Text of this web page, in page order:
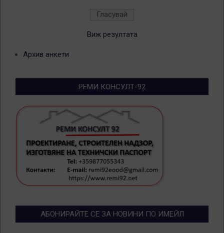
Виж резултата
Архив анкети
РЕМИ КОНСУЛТ-92
АБОНИРАЙТЕ СЕ ЗА НОВИНИ ПО ИМЕЙЛ